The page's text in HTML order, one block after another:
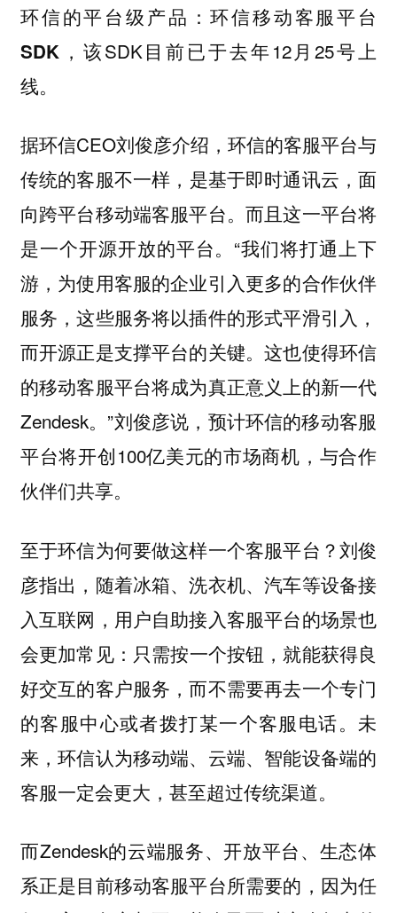
环信的平台级产品：环信移动客服平台
SDK， 该SDK目前已于去年12月25号上
线。
据环信CEO刘俊彦介绍，环信的客服平台与
传统的客服不一样， 是基于即时通讯云，面
向跨平台移动端客服平台。而且这一平台将
是一个开源开放的平台。“我们将打通上下
游，为使用客服的企业引入更多的合作伙伴
服务，这些服务将以插件的形式平滑引入，
而开源正是支撑平台的关键。这也使得环信
的移动客服平台将成为真正意义上的新一代
Zendesk。”刘俊彦说，预计环信的移动客服
平台将开创100亿美元的市场商机，与合作
伙伴们共享。
至于环信为何要做这样一个客服平台？刘俊
彦指出，随着冰箱、洗衣机、汽车等设备接
入互联网，用户自助接入客服平台的场景也
会更加常见： 只需按一个按钮，就能获得良
好交互的客户服务，而不需要再去一个专门
的客服中心或者拨打某一个客服电话。 未
来，环信认为移动端、云端、智能设备端的
客服一定会更大，甚至超过传统渠道。
而Zendesk的云端服务、开放平台、生态体
系正是目前移动客服平台所需要的，因为任